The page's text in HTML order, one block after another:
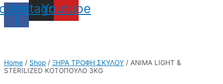
f
Instagram
Youtube
Home / Shop / ΞΗΡΑ ΤΡΟΦΗ ΣΚΥΛΟΥ / ANIMA LIGHT &
STERILIZED ΚΟΤΟΠΟΥΛΟ 3KG